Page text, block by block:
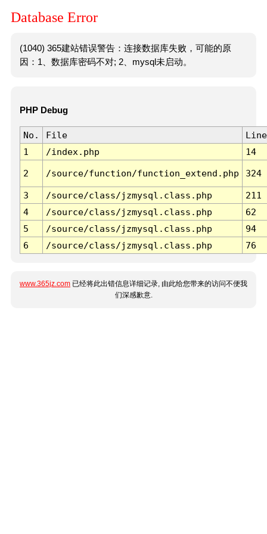
Database Error
(1040) 365建站错误警告：连接数据库失败，可能的原
因：1、数据库密码不对; 2、mysql未启动。
PHP Debug
No. File
Line
1
/index.php 14
2 /source/function/function_extend.php 324
3 /source/class/jzmysql.class.php
211
4
/source/class/jzmysql.class.php
62
5
/source/class/jzmysql.class.php
94
6
/source/class/jzmysql.class.php 76
www.365jz.com 已经将此出错信息详细记录, 由此给您带来的访问不便我
们深感歉意.